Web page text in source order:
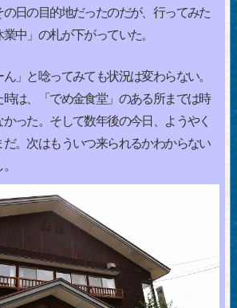
の日の目的地だったのだが、行ってみた
中」の札が下がっていた。
ん」と唸ってみても状況は変わらない。
は、「でめ金食堂」のある所までは時
った。そして数年後の今日、ようやく
。次はもういつ来られるかわからない